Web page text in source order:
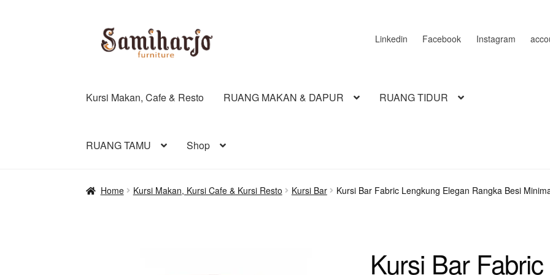
Skip
Skip
Linkedin Facebook Instagram
Kursi Makan, Cafe & Resto RUANG MAKAN & DAPUR RUANG TIDUR
RUANG TAMU Shop
Home Kursi Makan, Kursi Cafe & Kursi Resto Kursi Bar Kursi Bar Fabric Lengkung Elegan Rangka Besi
Kursi Bar